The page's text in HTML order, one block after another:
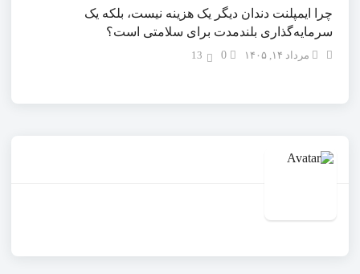
چرا ایمپلنت دندان دیگر یک هزینه نیست، بلکه یک
سرمایه‌گذاری بلندمدت برای سلامتی است؟
مرداد ۱۴, ۱۴۰۵ 13